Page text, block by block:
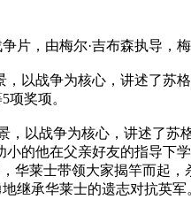
，由梅尔·吉布森执导，梅
以战争为核心，讲述了苏
项奖项。
以战争为核心，讲述了苏
小的他在父亲好友的指导
华莱士带领大家揭竿而起
继承华莱士的遗志对抗英军